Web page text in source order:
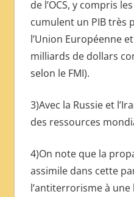
de l’OCS, y compris
cumulent un PIB très
l’Union Européenne
milliards de dollars
selon le FMI).
3)Avec la Russie et
des ressources
4)On note que la
assimile dans cette
l’antiterrorisme à